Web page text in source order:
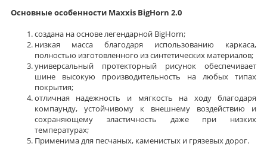
Основные особенности Maxxis BigHorn 2.0
создана на основе легендарной BigHorn;
низкая масса благодаря использованию каркаса,
полностью изготовленного из синтетических материалов;
универсальный протекторный рисунок обеспечивает
шине высокую производительность на любых типах
покрытия;
отличная надежность и мягкость на ходу благодаря
компаунду, устойчивому к внешнему воздействию и
сохраняющему эластичность даже при низких
температурах;
Применима для песчаных, каменистых и грязевых дорог.